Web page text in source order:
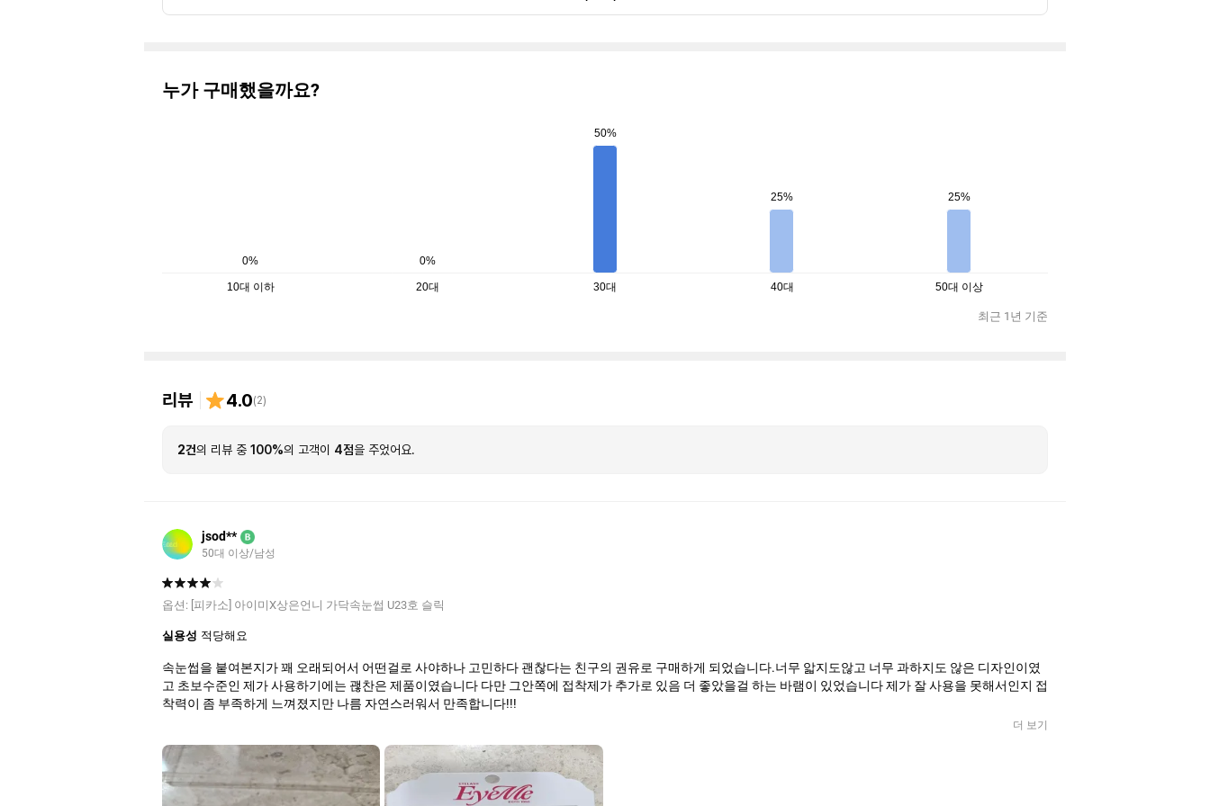
누가 구매했을까요?
0% 0%
50%
25% 25%
10대 이하 20대 30대 40대 50대 이상
최근 1년 기준
리뷰 4.0(2)
2건의 리뷰 중 100%의 고객이 4점을 주었어요.
jsod** B
50대 이상/남성
옵션: [피카소] 아이미X상은언니 가닥속눈썹 U23호 슬릭
실용성 적당해요
속눈썹을 붙여본지가 꽤 오래되어서 어떤걸로 사야하나 고민하다 괜찮다는 친구의 권유로 구매하게 되었습니다.너무 앏지도않고 너무 과하지도 않은 디자인이였
고 초보수준인 제가 사용하기에는 괞찬은 제품이였습니다 다만 그안쪽에 접착제가 추가로 있음 더 좋았을걸 하는 바램이 있었습니다 제가 잘 사용을 못해서인지 접
착력이 좀 부족하게 느껴졌지만 나름 자연스러워서 만족합니다!!!
더 보기